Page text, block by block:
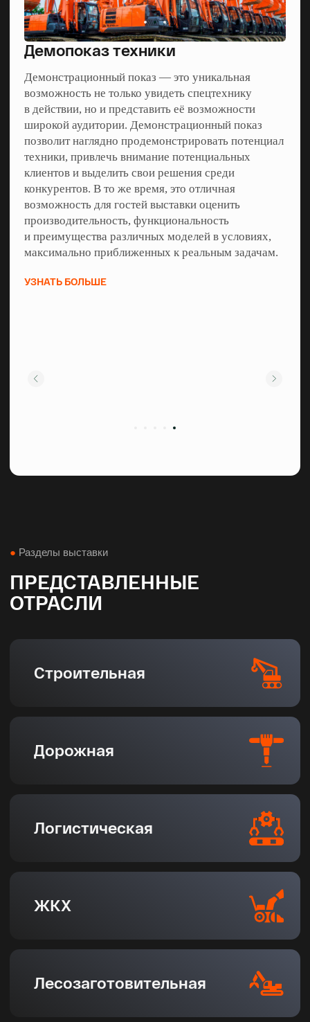
Демопоказ техники
Демонстрационный показ — это уникальная
возможность не только увидеть спецтехнику
в действии, но и представить её возможности
широкой аудитории. Демонстрационный показ
позволит наглядно продемонстрировать потенциал
техники, привлечь внимание потенциальных
клиентов и выделить свои решения среди
конкурентов. В то же время, это отличная
возможность для гостей выставки оценить
производительность, функциональность
и преимущества различных моделей в условиях,
максимально приближенных к реальным задачам.
УЗНАТЬ БОЛЬШЕ
Дорожная
Логистическая
ЖКХ
Агропромышленная
Лесозаготовительная
Нефтяная
●